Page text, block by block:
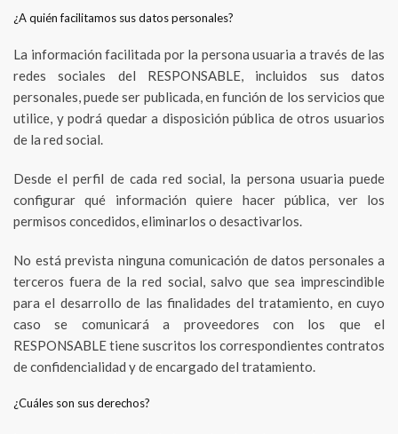
¿A quién facilitamos sus datos personales?
La información facilitada por la persona usuaria a través de las
redes sociales del RESPONSABLE, incluidos sus datos
personales, puede ser publicada, en función de los servicios que
utilice, y podrá quedar a disposición pública de otros usuarios
de la red social.
Desde el perfil de cada red social, la persona usuaria puede
configurar qué información quiere hacer pública, ver los
permisos concedidos, eliminarlos o desactivarlos.
No está prevista ninguna comunicación de datos personales a
terceros fuera de la red social, salvo que sea imprescindible
para el desarrollo de las finalidades del tratamiento, en cuyo
caso se comunicará a proveedores con los que el
RESPONSABLE tiene suscritos los correspondientes contratos
de confidencialidad y de encargado del tratamiento.
¿Cuáles son sus derechos?